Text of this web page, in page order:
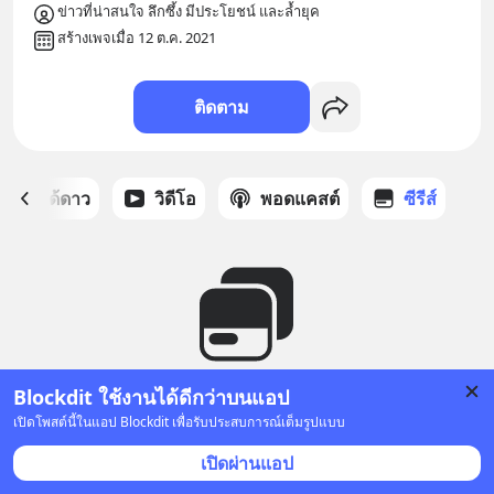
Blockdit ใช้งานได้ดีกว่าบนแอป
เปิดโพสต์นี้ในแอป Blockdit เพื่อรับประสบการณ์เต็มรูปแบบ
เปิดผ่านแอป
ข่าวที่น่าสนใจ ลึกซึ้ง มีประโยชน์ และล้ำยุค
สร้างเพจเมื่อ 12 ต.ค. 2021
ติดตาม
สต์ที่ได้ดาว วิดีโอ พอดแคสต์ ซีรีส์
ยังไม่มีซีรีส์